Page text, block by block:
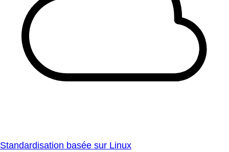
Standardisation basée sur Linux